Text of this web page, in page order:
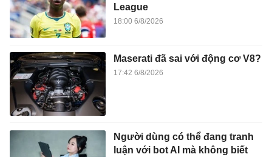
League
18:00 6/8/2026
Maserati đã sai với động cơ V8?
17:42 6/8/2026
Người dùng có thể đang tranh
luận với bot AI mà không biết